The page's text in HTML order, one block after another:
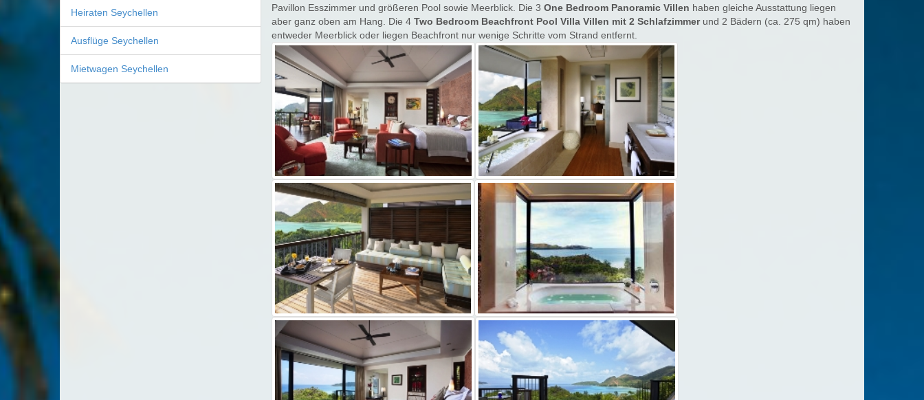
Heiraten Seychellen
Ausflüge Seychellen
Mietwagen Seychellen
Pavillon Esszimmer und größeren Pool sowie Meerblick. Die 3 One BedroomPanoramic Villen haben gleiche Ausstattung liegen
aber ganz oben am Hang. Die 4 Two Bedroom Beachfront Pool Villa Villen mit 2 Schlafzimmer und 2 Bädern (ca. 275 qm) haben
entweder Meerblick oder liegen Beachfront nur wenige Schritte vom Strand entfernt.